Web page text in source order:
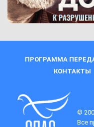
ПРОГРАММА
КОНТАКТЫ
©
Все